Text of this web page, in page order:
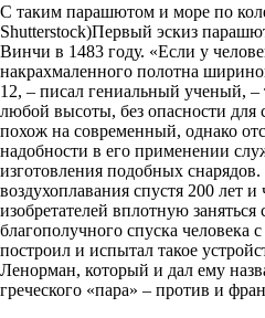
С таким парашютом и море по
Shutterstock)Первый эскиз
Винчи в 1483 году. «Если у
накрахмаленного полотна
12, – писал гениальный ученый, –
любой высоты, без опасности
похож на современный, однако
надобности в его применении
изготовления подобных снарядов.
воздухоплавания спустя 200 лет
изобретателей вплотную заняться
благополучного спуска
построил и испытал такое
Ленорман, который и дал ему
греческого «пара» – против и